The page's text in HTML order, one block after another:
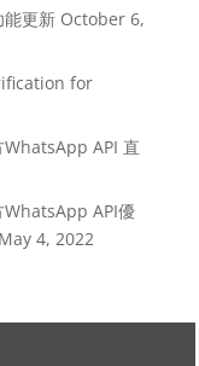
更新 October 6,
for
WhatsApp API 直
WhatsApp API優
May 4, 2022